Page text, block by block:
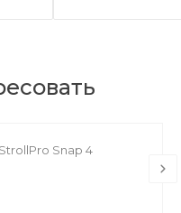
Snap 4